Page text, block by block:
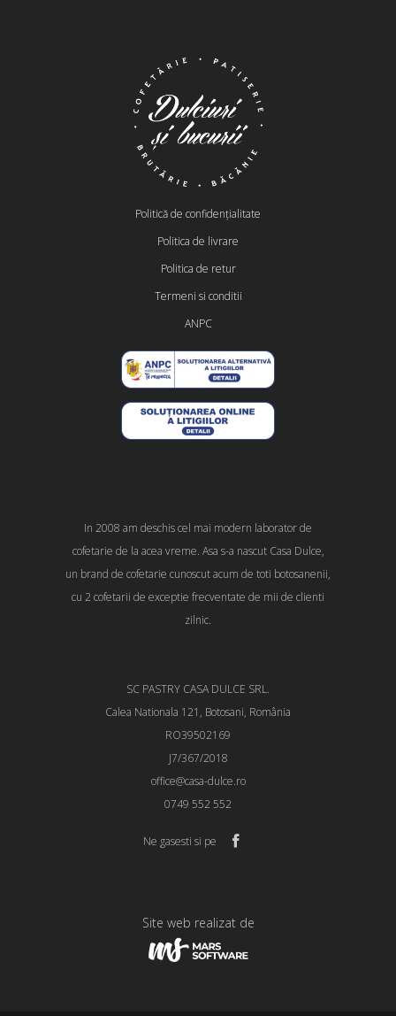
Politică de confidențialitate
Politica de livrare
Politica de retur
Termeni si conditii
ANPC
In 2008 am deschis cel mai modern laborator de
cofetarie de la acea vreme. Asa s-a nascut Casa Dulce,
un brand de cofetarie cunoscut acum de toti botosanenii,
cu 2 cofetarii de exceptie frecventate de mii de clienti
zilnic.
SC PASTRY CASA DULCE SRL.
Calea Nationala 121, Botosani, România
RO39502169
J7/367/2018
office@casa-dulce.ro
0749 552 552
Ne gasesti si pe
Site web realizat de